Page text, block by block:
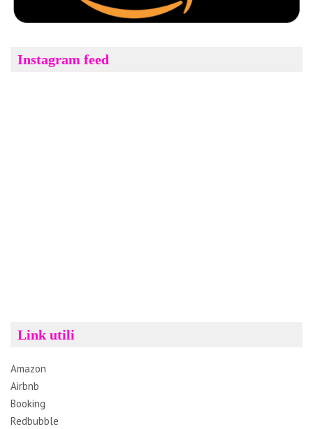
Instagram feed
Link utili
Amazon
Airbnb
Booking
Redbubble